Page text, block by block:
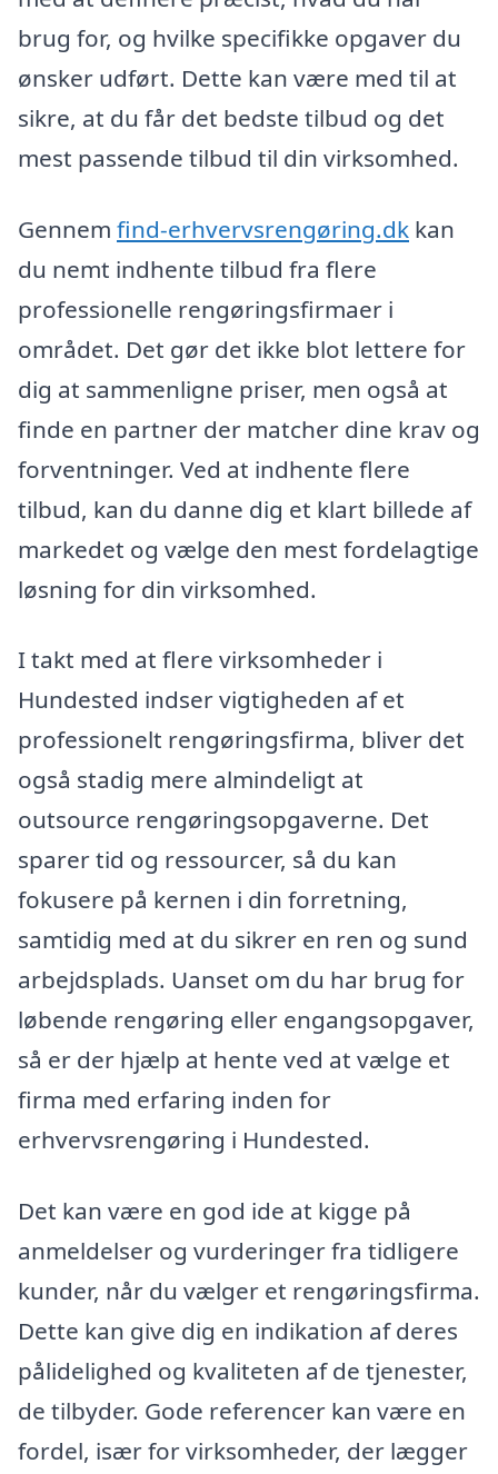
brug for, og hvilke specifikke opgaver du
ønsker udført. Dette kan være med til at
sikre, at du får det bedste tilbud og det
mest passende tilbud til din virksomhed.
Gennem find-erhvervsrengøring.dk kan
du nemt indhente tilbud fra flere
professionelle rengøringsfirmaer i
området. Det gør det ikke blot lettere for
dig at sammenligne priser, men også at
finde en partner der matcher dine krav og
forventninger. Ved at indhente flere
tilbud, kan du danne dig et klart billede af
markedet og vælge den mest fordelagtige
løsning for din virksomhed.
I takt med at flere virksomheder i
Hundested indser vigtigheden af et
professionelt rengøringsfirma, bliver det
også stadig mere almindeligt at
outsource rengøringsopgaverne. Det
sparer tid og ressourcer, så du kan
fokusere på kernen i din forretning,
samtidig med at du sikrer en ren og sund
arbejdsplads. Uanset om du har brug for
løbende rengøring eller engangsopgaver,
så er der hjælp at hente ved at vælge et
firma med erfaring inden for
erhvervsrengøring i Hundested.
Det kan være en god ide at kigge på
anmeldelser og vurderinger fra tidligere
kunder, når du vælger et rengøringsfirma.
Dette kan give dig en indikation af deres
pålidelighed og kvaliteten af de tjenester,
de tilbyder. Gode referencer kan være en
fordel, især for virksomheder, der lægger